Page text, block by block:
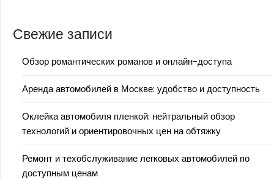
Свежие записи
Обзор романтических романов и онлайн-доступа
Аренда автомобилей в Москве: удобство и доступность
Оклейка автомобиля пленкой: нейтральный обзор
технологий и ориентировочных цен на обтяжку
Ремонт и техобслуживание легковых автомобилей по
доступным ценам